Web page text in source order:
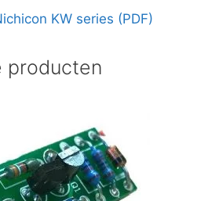
KW series (PDF)
producten